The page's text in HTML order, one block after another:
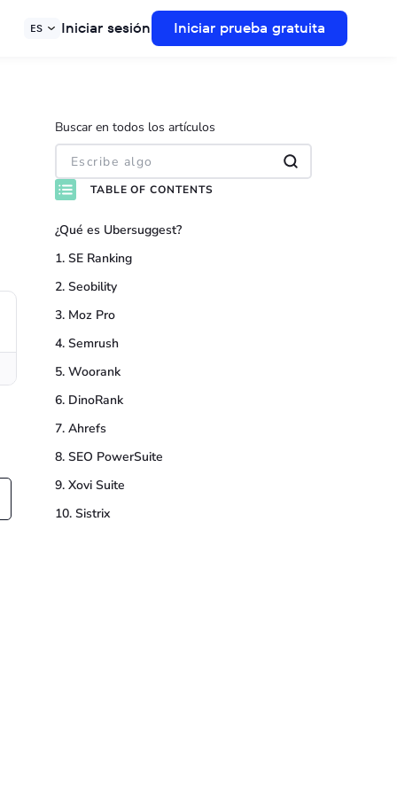
ES Iniciar sesión Iniciar prueba gratuita
Buscar en todos los artículos
TABLE OF CONTENTS
¿Qué es Ubersuggest?
1. SE Ranking
2. Seobility
3. Moz Pro
4. Semrush
5. Woorank
6. DinoRank
7. Ahrefs
8. SEO PowerSuite
9. Xovi Suite
10. Sistrix